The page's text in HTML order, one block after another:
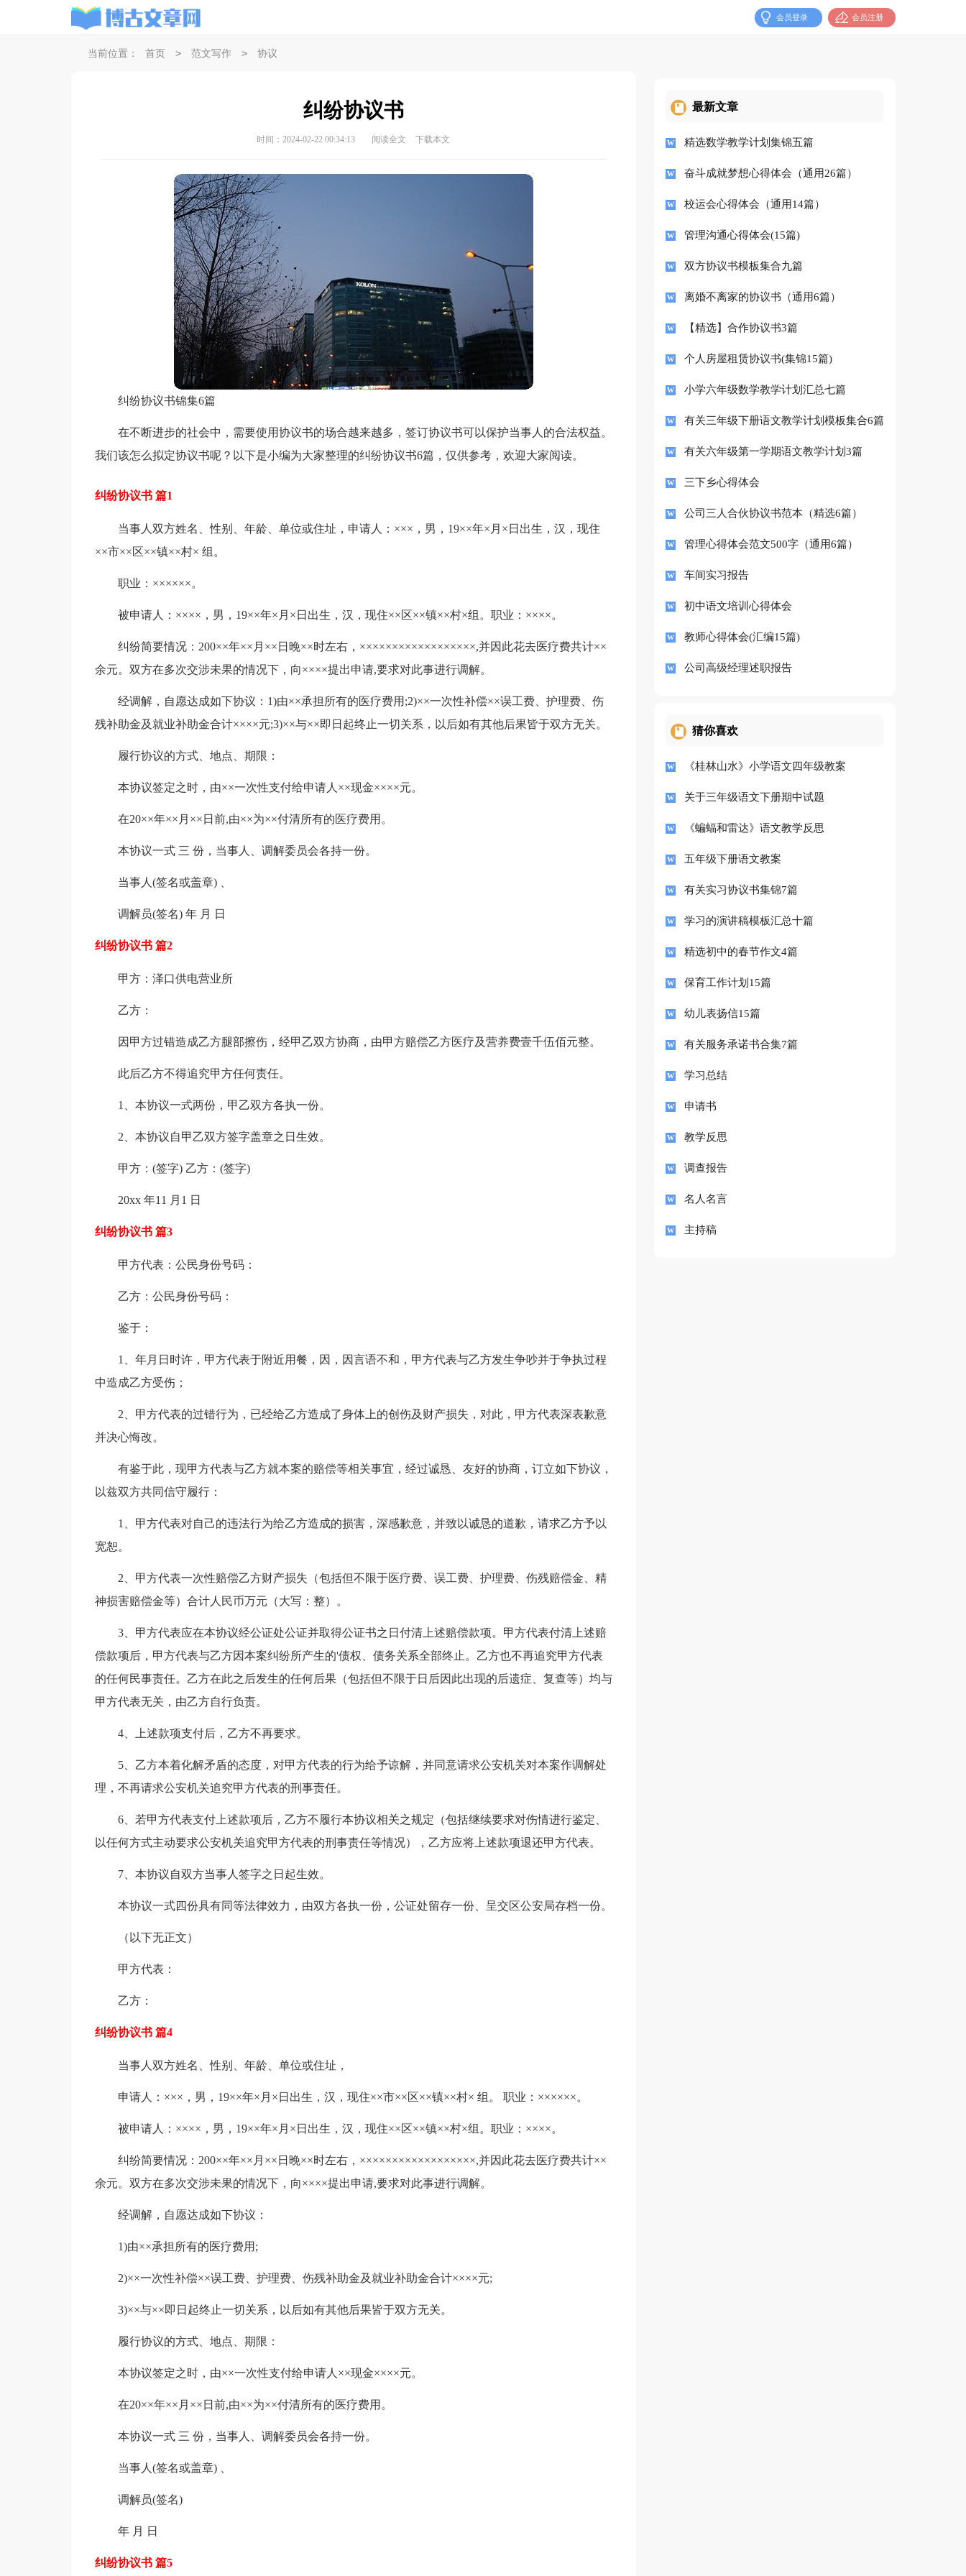
会员登录 会员注册
当前位置： 首页 > 范文写作 > 协议
纠纷协议书
时间：2024-02-22 00:34:13 阅读全文 下载本文
纠纷协议书锦集6篇
在不断进步的社会中，需要使用协议书的场合越来越多，签订协议书可以保护当事人的合法权益。
我们该怎么拟定协议书呢？以下是小编为大家整理的纠纷协议书6篇，仅供参考，欢迎大家阅读。
纠纷协议书 篇1
当事人双方姓名、性别、年龄、单位或住址，申请人：×××，男，19××年×月×日出生，汉，现住
××市××区××镇××村× 组。
职业：××××××。
被申请人：××××，男，19××年×月×日出生，汉，现住××区××镇××村×组。职业：××××。
纠纷简要情况：200××年××月××日晚××时左右，××××××××××××××××××,并因此花去医疗费共计××
余元。双方在多次交涉未果的情况下，向××××提出申请,要求对此事进行调解。
经调解，自愿达成如下协议：1)由××承担所有的医疗费用;2)××一次性补偿××误工费、护理费、伤
残补助金及就业补助金合计××××元;3)××与××即日起终止一切关系，以后如有其他后果皆于双方无关。
履行协议的方式、地点、期限：
本协议签定之时，由××一次性支付给申请人××现金××××元。
在20××年××月××日前,由××为××付清所有的医疗费用。
本协议一式 三 份，当事人、调解委员会各持一份。
当事人(签名或盖章) 、
调解员(签名) 年 月 日
纠纷协议书 篇2
甲方：泽口供电营业所
乙方：
因甲方过错造成乙方腿部擦伤，经甲乙双方协商，由甲方赔偿乙方医疗及营养费壹千伍佰元整。
此后乙方不得追究甲方任何责任。
1、本协议一式两份，甲乙双方各执一份。
2、本协议自甲乙双方签字盖章之日生效。
甲方：(签字) 乙方：(签字)
20xx 年11 月1 日
纠纷协议书 篇3
甲方代表：公民身份号码：
乙方：公民身份号码：
鉴于：
1、年月日时许，甲方代表于附近用餐，因，因言语不和，甲方代表与乙方发生争吵并于争执过程
中造成乙方受伤；
2、甲方代表的过错行为，已经给乙方造成了身体上的创伤及财产损失，对此，甲方代表深表歉意
并决心悔改。
有鉴于此，现甲方代表与乙方就本案的赔偿等相关事宜，经过诚恳、友好的协商，订立如下协议，
以兹双方共同信守履行：
1、甲方代表对自己的违法行为给乙方造成的损害，深感歉意，并致以诚恳的道歉，请求乙方予以
宽恕。
2、甲方代表一次性赔偿乙方财产损失（包括但不限于医疗费、误工费、护理费、伤残赔偿金、精
神损害赔偿金等）合计人民币万元（大写：整）。
3、甲方代表应在本协议经公证处公证并取得公证书之日付清上述赔偿款项。甲方代表付清上述赔
偿款项后，甲方代表与乙方因本案纠纷所产生的'债权、债务关系全部终止。乙方也不再追究甲方代表
的任何民事责任。乙方在此之后发生的任何后果（包括但不限于日后因此出现的后遗症、复查等）均与
甲方代表无关，由乙方自行负责。
4、上述款项支付后，乙方不再要求。
5、乙方本着化解矛盾的态度，对甲方代表的行为给予谅解，并同意请求公安机关对本案作调解处
理，不再请求公安机关追究甲方代表的刑事责任。
6、若甲方代表支付上述款项后，乙方不履行本协议相关之规定（包括继续要求对伤情进行鉴定、
以任何方式主动要求公安机关追究甲方代表的刑事责任等情况），乙方应将上述款项退还甲方代表。
7、本协议自双方当事人签字之日起生效。
本协议一式四份具有同等法律效力，由双方各执一份，公证处留存一份、呈交区公安局存档一份。
（以下无正文）
甲方代表：
乙方：
纠纷协议书 篇4
当事人双方姓名、性别、年龄、单位或住址，
申请人：×××，男，19××年×月×日出生，汉，现住××市××区××镇××村× 组。 职业：××××××。
被申请人：××××，男，19××年×月×日出生，汉，现住××区××镇××村×组。职业：××××。
纠纷简要情况：200××年××月××日晚××时左右，××××××××××××××××××,并因此花去医疗费共计××
余元。双方在多次交涉未果的情况下，向××××提出申请,要求对此事进行调解。
经调解，自愿达成如下协议：
1)由××承担所有的医疗费用;
2)××一次性补偿××误工费、护理费、伤残补助金及就业补助金合计××××元;
3)××与××即日起终止一切关系，以后如有其他后果皆于双方无关。
履行协议的方式、地点、期限：
本协议签定之时，由××一次性支付给申请人××现金××××元。
在20××年××月××日前,由××为××付清所有的医疗费用。
本协议一式 三 份，当事人、调解委员会各持一份。
当事人(签名或盖章) 、
调解员(签名)
年 月 日
纠纷协议书 篇5
最新文章
精选数学教学计划集锦五篇
奋斗成就梦想心得体会（通用26篇）
校运会心得体会（通用14篇）
管理沟通心得体会(15篇)
双方协议书模板集合九篇
离婚不离家的协议书（通用6篇）
【精选】合作协议书3篇
个人房屋租赁协议书(集锦15篇)
小学六年级数学教学计划汇总七篇
有关三年级下册语文教学计划模板集合6篇
有关六年级第一学期语文教学计划3篇
三下乡心得体会
公司三人合伙协议书范本（精选6篇）
管理心得体会范文500字（通用6篇）
车间实习报告
初中语文培训心得体会
教师心得体会(汇编15篇)
公司高级经理述职报告
猜你喜欢
《桂林山水》小学语文四年级教案
关于三年级语文下册期中试题
《蝙蝠和雷达》语文教学反思
五年级下册语文教案
有关实习协议书集锦7篇
学习的演讲稿模板汇总十篇
精选初中的春节作文4篇
保育工作计划15篇
幼儿表扬信15篇
有关服务承诺书合集7篇
学习总结
申请书
教学反思
调查报告
名人名言
主持稿